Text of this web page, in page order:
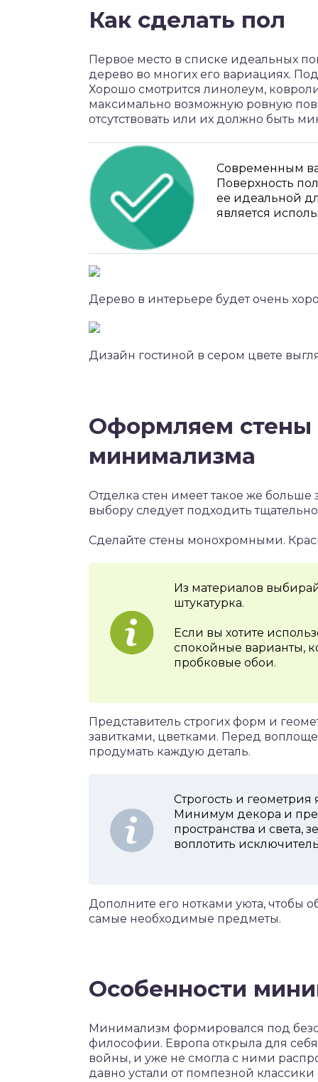
Как сделать пол
Первое место в списке идеальных
дерево во многих его вариациях.
Хорошо смотрится линолеум,
максимально возможную ровную
отсутствовать или их должно быть
Современным
Поверхность
ее идеальной
является
Дерево в интерьере будет очень
Дизайн гостиной в сером цвете
Оформляем стены
минимализма
Отделка стен имеет такое же больше
выбору следует подходить
Сделайте стены монохромными.
Из материалов
штукатурка.
Если вы хотите
спокойные варианты,
пробковые обои.
Представитель строгих форм и
завитками, цветками. Перед
продумать каждую деталь.
Строгость и
Минимум декора и
пространства и света,
воплотить
Дополните его нотками уюта, чтобы
самые необходимые предметы.
Особенности
Минимализм формировался под
философии. Европа открыла для
войны, и уже не смогла с ними
давно устали от помпезной